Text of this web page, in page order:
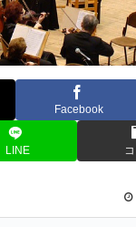
Facebook
LINE